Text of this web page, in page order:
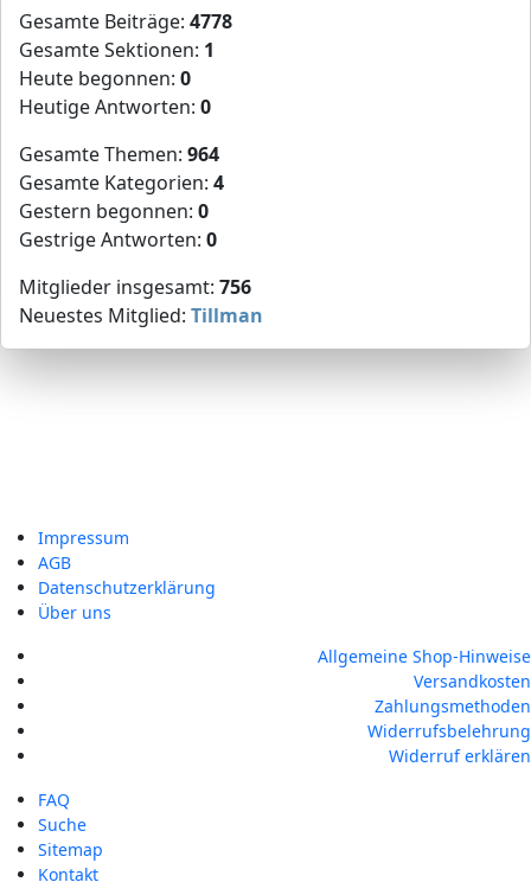
Gesamte Beiträge: 4778
Gesamte Sektionen: 1
Heute begonnen: 0
Heutige Antworten: 0
Gesamte Themen: 964
Gesamte Kategorien: 4
Gestern begonnen: 0
Gestrige Antworten: 0
Mitglieder insgesamt: 756
Neuestes Mitglied: Tillman
Impressum
AGB
Datenschutzerklärung
Über uns
Allgemeine Shop-Hinweise
Versandkosten
Zahlungsmethoden
Widerrufsbelehrung
Widerruf erklären
FAQ
Suche
Sitemap
Kontakt